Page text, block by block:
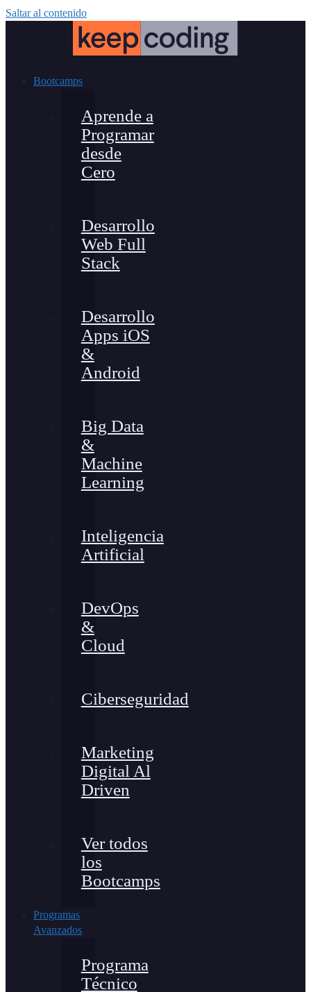
Saltar al contenido
Bootcamps
Aprende a
Programar
desde
Cero
Desarrollo
Web Full
Stack
Desarrollo
Apps iOS
&
Android
Big Data
&
Machine
Learning
Inteligencia
Artificial
DevOps
&
Cloud
Ciberseguridad
Marketing
Digital Al
Driven
Ver todos
los
Bootcamps
Programas
Avanzados
Programa
Técnico